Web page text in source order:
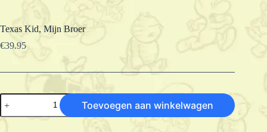
Texas Kid, Mijn Broer
€39.95
Texas
Kid,
Mijn
Toevoegen aan winkelwagen